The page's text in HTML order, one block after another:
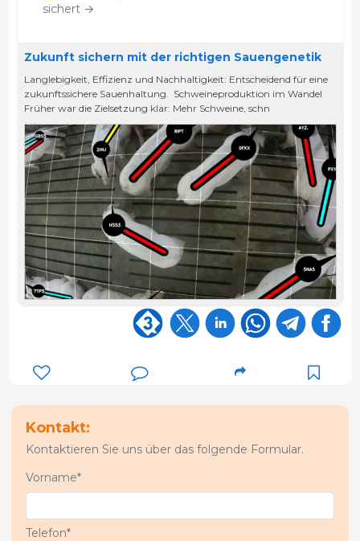
sichert →
Zukunft sichern mit der richtigen Sauengenetik
Langlebigkeit, Effizienz und Nachhaltigkeit: Entscheidend für eine
zukunftssichere Sauenhaltung. Schweineproduktion im Wandel
Früher war die Zielsetzung klar: Mehr Schweine, schn
Kontakt:
Kontaktieren Sie uns über das folgende Formular.
Vorname*
Telefon*